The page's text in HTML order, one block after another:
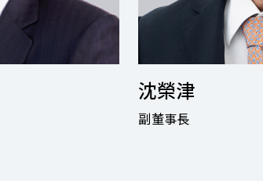
沈榮津
副董事長